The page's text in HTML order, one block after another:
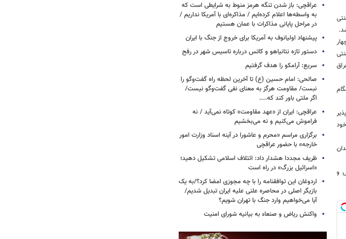
سلطنتی
و
عراقچی: باز شدن تنگه هرمز منوط به شرایطی است که
به واسطه‌ها اعلام کرده‌ایم / مذاکره‌ای با آمریکا نداریم /
در مراحل پایانی مذاکرات با عمان هستیم
پیشنهاد اولیانوف به آمریکا برای خروج از جنگ با ایران
دستور تازه نتانیاهو و کاتس درباره تاسیس شهر در رفح
سریع: آرامکو را هدف گرفتیم
صالحی: امام حسین (ع) تا آخرین لحظه راه گفت‌وگو را
نبست/ مقاومت هرگز به معنای نفی گفت‌وگو نیست/
اگر ملتی باور کند که....
عراقچی: ایران از «عهد مقاومت» کوتاه نمی‌آید / نه
فراموش می‌کنیم و نه می‌بخشیم
برگزاری مراسم «محرم و عاشورا در آینه اسناد وزارت امور
خارجه» با حضور عراقچی
ظریف مجددا هشدار داد: ائتلاف اسلامی تشکیل دهید؛
«اسرائیل بزرگ» در راه است
اردوغان این توافقنامه را با چه مجوزی امضا کرد؟/به یک
بازیگر اصلی در محاصره علنی علیه ایران تبدیل شدیم/
آیا می‌خواهیم وارد جنگ با تهران شویم؟
واکنش ریاض و صنعاء به بیانیه شورای امنیت